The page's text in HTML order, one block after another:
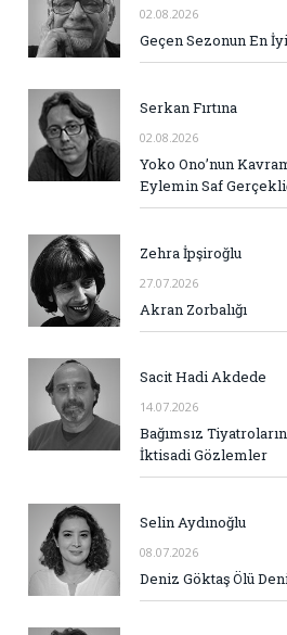
02.08.2026
Geçen Sezonun En
Serkan Fırtına
02.08.2026
Yoko Ono’nun
Eylemin Saf
Zehra İpşiroğlu
27.07.2026
Akran Zorbalığı
Sacit Hadi Akdede
14.07.2026
Bağımsız
İktisadi Gözlemler
Selin Aydınoğlu
08.07.2026
Deniz Göktaş Ölü